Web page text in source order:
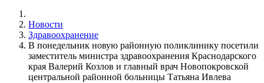
Новости
Здравоохранение
В понедельник новую районную поликлинику посетили
заместитель министра здравоохранения Краснодарского
края Валерий Козлов и главный врач Новопокровской
центральной районной больницы Татьяна Ивлева